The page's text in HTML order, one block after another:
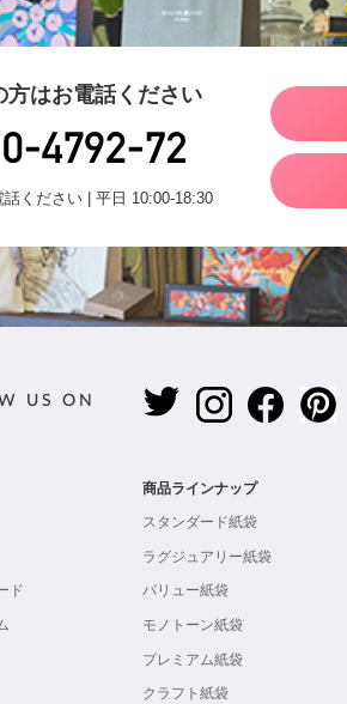
方はお電話ください
話ください | 平日 10:00-18:30
US ON
ド
商品ラインナップ
スタンダード紙袋
ラグジュアリー紙袋
バリュー紙袋
モノトーン紙袋
プレミアム紙袋
クラフト紙袋